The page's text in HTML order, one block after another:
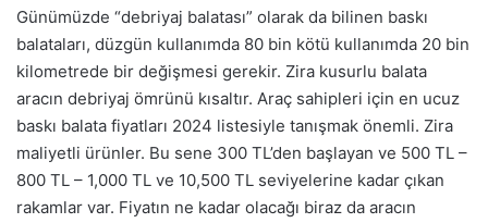
Günümüzde “debriyaj balatası” olarak da bilinen baskı
balataları, düzgün kullanımda 80 bin kötü kullanımda 20 bin
kilometrede bir değişmesi gerekir. Zira kusurlu balata
aracın debriyaj ömrünü kısaltır. Araç sahipleri için en ucuz
baskı balata fiyatları 2024 listesiyle tanışmak önemli. Zira
maliyetli ürünler. Bu sene 300 TL’den başlayan ve 500 TL –
800 TL – 1,000 TL ve 10,500 TL seviyelerine kadar çıkan
rakamlar var. Fiyatın ne kadar olacağı biraz da aracın